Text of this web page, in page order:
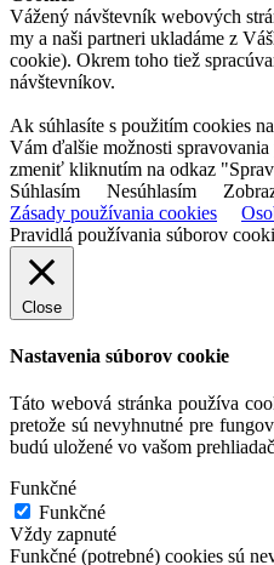
Vážený návštevník webových
my a naši partneri ukladáme z
cookie). Okrem toho tiež
návštevníkov.
Ak súhlasíte s použitím cookies
Vám ďalšie možnosti
zmeniť kliknutím na odkaz
Súhlasím
Nesúhlasím
Zásady používania cookies
Pravidlá používania súborov
Close
Nastavenia súborov cookie
Táto webová stránka používa
pretože sú nevyhnutné pre
budú uložené vo vašom
Funkčné
Funkčné
Vždy zapnuté
Funkčné (potrebné) cookies sú